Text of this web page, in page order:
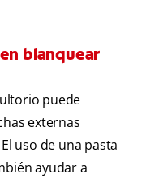
blanquear
puede
externas
uso de una pasta
ayudar a